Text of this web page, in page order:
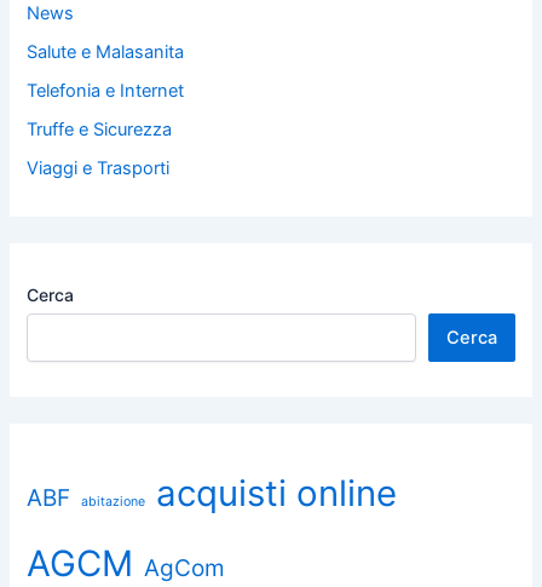
News
Salute e Malasanita
Telefonia e Internet
Truffe e Sicurezza
Viaggi e Trasporti
Cerca
Cerca
ABF abitazione
acquisti online
AGCM AgCom